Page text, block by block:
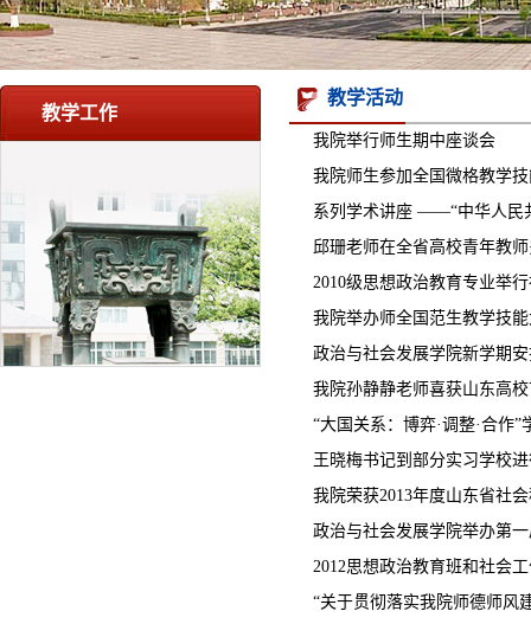
教学工作
教学活动
我院举行师生期中座谈会
我院师生参加全国微格教学
系列学术讲座 ——“中华人民
邱珊老师在全省高校青年教
2010级思想政治教育专业举
我院举办师全国范生教学技
政治与社会发展学院新学期
我院孙静静老师喜获山东高
“大国关系：博弈·调整·合作
王晓梅书记到部分实习学校
我院荣获2013年度山东省社
政治与社会发展学院举办第
2012思想政治教育班和社会
“关于贯彻落实我院师德师风